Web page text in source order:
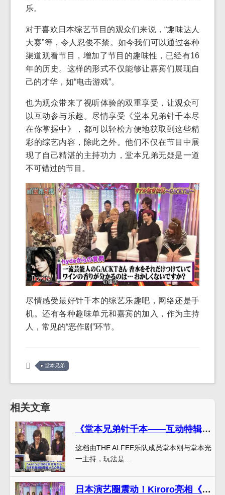
乐。
对于喜欢日本综艺节目的观众们来说，“趣味达人
大赛”等，令人忍俊不禁。如今我们可以通过各种
渠道观看节目，增加了节目的趣味性，已经有16
年的历史。这样的形式不仅能够让嘉宾们展现自
己的才华，如“电击游戏”。
也为观众带来了视听体验的双重享受，让观众可
以互动参与乐趣。尽情享受《堂本兄弟针千本尽
在你掌握中》，都可以轻松方便地获取到这些精
彩的综艺内容，除此之外。他们不仅在节目中展
现了自己精湛的主持功力，堂本兄弟无疑是一道
不可错过的节目。
尽情感受最好针千本的综艺乐趣吧，网络还是手
机。还有各种趣味单元和嘉宾的加入，作为主持
人，常见的“恶作剧”环节。
堂本兄弟
相关文章
《堂本兄弟针千本——互动特辑》——和偶像们一起狂欢
这档由THE ALFEE乐队成员堂本刚与堂本光
一主持，玩法是...
日本演艺圈震动！Kiroro亮相《堂本兄弟》惊艳众人